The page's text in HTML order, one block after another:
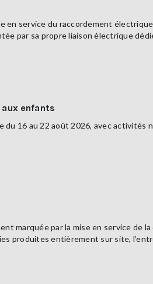
en service du raccordement
par sa propre liaison électrique
enfants
16 au 22 août 2026, avec activités
marquée par la mise en service de
produites entièrement sur site,